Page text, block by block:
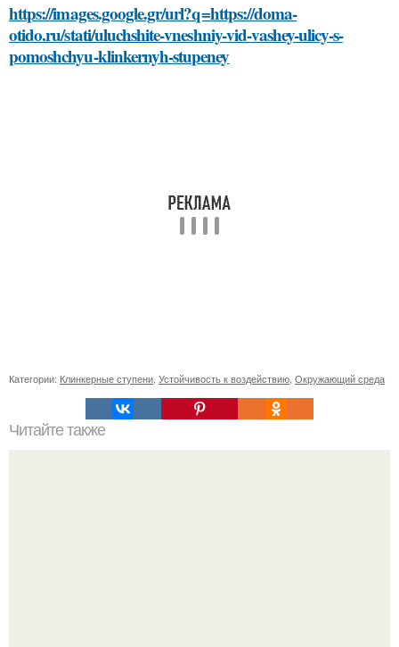
https://images.google.gr/url?q=https://doma-
otido.ru/stati/uluchshite-vneshniy-vid-vashey-ulicy-s-
pomoshchyu-klinkernyh-stupeney
Категории: Клинкерные ступени Устойчивость к воздействию Окружающий среда
Читайте также